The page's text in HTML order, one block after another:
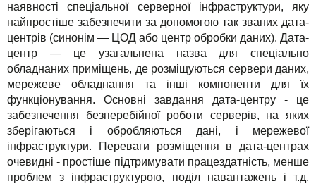
TuchaMetal
TuchaBackup
TuchaHosting
TuchaSync
Хостинг сайтів-конструкторів
Віддалений офіс
Реселінг хостингу
Компанія
Кар'єра
Контакти
Сервіси
Рішення
Для бізнесу
Техпідтримка
Інструкції
FAQ
наявності спеціальної серверної інфраструктури, яку
найпростіше забезпечити за допомогою так званих дата-
центрів (синонім — ЦОД або центр обробки даних). Дата-
центр — це узагальнена назва для спеціально
обладнаних приміщень, де розміщуються сервери даних,
мережеве обладнання та інші компоненти для їх
функціонування. Основні завдання дата-центру - це
забезпечення безперебійної роботи серверів, на яких
зберігаються і обробляються дані, і мережевої
інфраструктури. Переваги розміщення в дата-центрах
очевидні - простіше підтримувати працездатність, менше
проблем з інфраструктурою, поділ навантажень і т.д.